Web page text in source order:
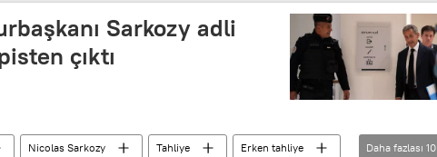
Sarkozy adli
çıktı
Nicolas Sarkozy Tahliye
Erken tahliye
Daha fazlası 10